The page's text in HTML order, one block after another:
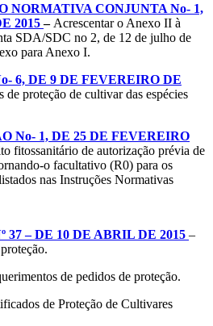
NORMATIVA CONJUNTA No- 1,
2015– Acrescentar o Anexo II à
SDA/SDC no 2, de 12 de julho de
para Anexo I.
6, DE 9 DE FEVEREIRO DE
proteção de cultivar das espécies
No- 1, DE 25 DE FEVEREIRO
fitossanitário de autorização prévia de
o facultativo (R0) para os
nas Instruções Normativas
37 – DE 10 DE ABRIL DE 2015 –
de pedidos de proteção.
de Proteção de Cultivares